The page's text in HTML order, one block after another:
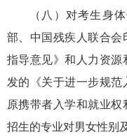
（八）对考生身
部、中国残疾人联合
指导意见》和人力资源
发的《关于进一步规
原携带者入学和就业
招生的专业对男女性别